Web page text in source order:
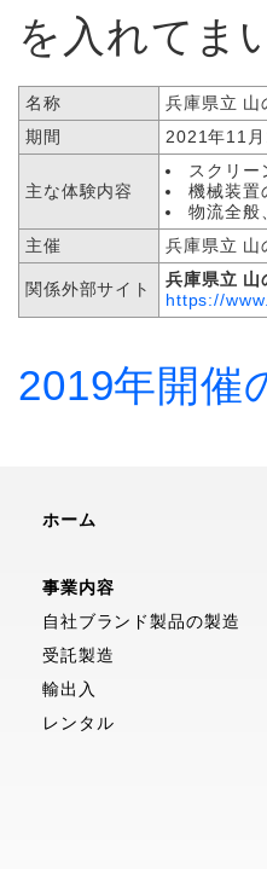
を入れてま
名称
兵庫県立 山
期間
2021年11
主な体験内容
スクリー
機械装置
物流全般
主催
兵庫県立 山
関係外部サイト
兵庫県立 山
https://
2019年開催
ホーム
事業内容
自社ブランド製品の製造
受託製造
輸出入
レンタル